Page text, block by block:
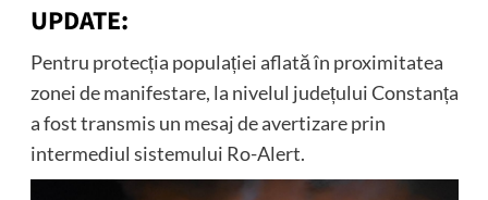
UPDATE:
Pentru protecția populației aflată în proximitatea
zonei de manifestare, la nivelul județului Constanța
a fost transmis un mesaj de avertizare prin
intermediul sistemului Ro-Alert.